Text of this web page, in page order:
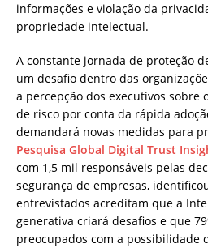
informações e violação da
propriedade intelectual.
A constante jornada de proteção
um desafio dentro das
a percepção dos executivos sobre
de risco por conta da rápida
demandará novas medidas para
Pesquisa Global Digital Trust
com 1,5 mil responsáveis pelas
segurança de empresas,
entrevistados acreditam que a
generativa criará desafios e que
preocupados com a possibilidade